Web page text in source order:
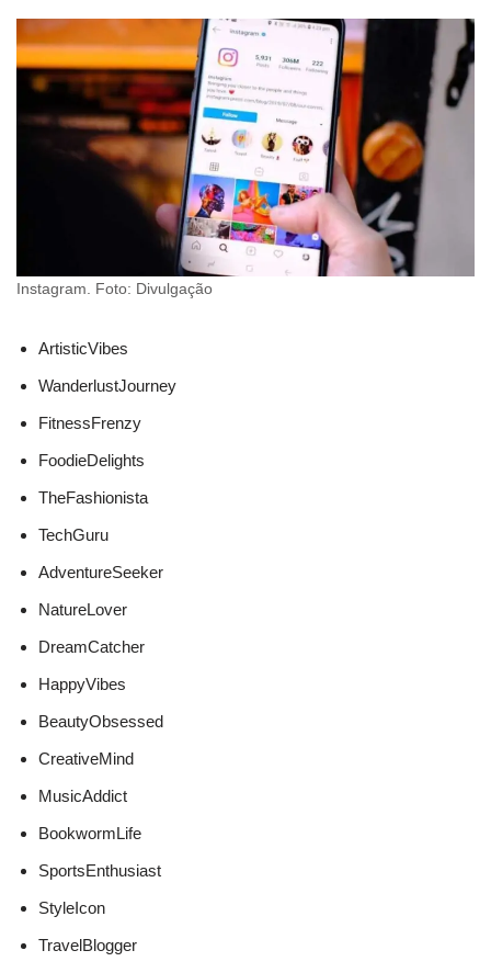
Instagram. Foto: Divulgação
ArtisticVibes
WanderlustJourney
FitnessFrenzy
FoodieDelights
TheFashionista
TechGuru
AdventureSeeker
NatureLover
DreamCatcher
HappyVibes
BeautyObsessed
CreativeMind
MusicAddict
BookwormLife
SportsEnthusiast
StyleIcon
TravelBlogger